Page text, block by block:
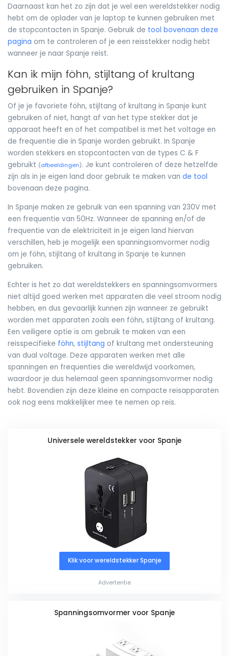
Daarnaast kan het zo zijn dat je wel een wereldstekker nodig
hebt om de oplader van je laptop te kunnen gebruiken met
de stopcontacten in Spanje. Gebruik de tool bovenaan deze
pagina om te controleren of je een reisstekker nodig hebt
wanneer je naar Spanje reist.
Kan ik mijn föhn, stijltang of krultang
gebruiken in Spanje?
Of je je favoriete föhn, stijltang of krultang in Spanje kunt
gebruiken of niet, hangt af van het type stekker dat je
apparaat heeft en of het compatibel is met het voltage en
de frequentie die in Spanje worden gebruikt. In Spanje
worden stekkers en stopcontacten van de types C & F
gebruikt (afbeeldingen). Je kunt controleren of deze hetzelfde
zijn als in je eigen land door gebruik te maken van de tool
bovenaan deze pagina.
In Spanje maken ze gebruik van een spanning van 230V met
een frequentie van 50Hz. Wanneer de spanning en/of de
frequentie van de elektriciteit in je eigen land hiervan
verschillen, heb je mogelijk een spanningsomvormer nodig
om je föhn, stijltang of krultang in Spanje te kunnen
gebruiken.
Echter is het zo dat wereldstekkers en spanningsomvormers
niet altijd goed werken met apparaten die veel stroom nodig
hebben, en dus gevaarlijk kunnen zijn wanneer ze gebruikt
worden met apparaten zoals een föhn, stijltang of krultang.
Een veiligere optie is om gebruik te maken van een
reisspecifieke föhn, stijltang of krultang met ondersteuning
van dual voltage. Deze apparaten werken met alle
spanningen en frequenties die wereldwijd voorkomen,
waardoor je dus helemaal geen spanningsomvormer nodig
hebt. Bovendien zijn deze kleine en compacte reisapparaten
ook nog eens makkelijker mee te nemen op reis.
Universele wereldstekker voor Spanje
Klik voor wereldstekker Spanje
Advertentie
Spanningsomvormer voor Spanje